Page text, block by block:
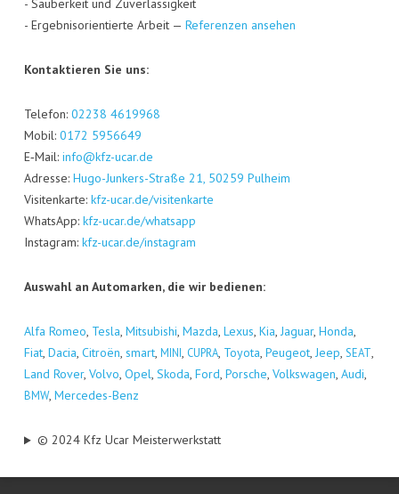
- Sau­ber­keit und Zuver­läs­sig­keit
- Ergeb­nis­ori­en­tier­te Arbeit — Refe­ren­zen ansehen
Kon­tak­tie­ren Sie uns:
Tele­fon: 02238 4619968
Mobil: 0172 5956649
E‑Mail: info@kfz-ucar.de
Adres­se: Hugo-Jun­kers-Stra­ße 21, 50259 Pul­heim
Visi­ten­kar­te: kfz-ucar.de/visitenkarte
Whats­App: kfz-ucar.de/whatsapp
Insta­gram: kfz-ucar.de/instagram
Aus­wahl an Auto­mar­ken, die wir bedienen:
Alfa Romeo, Tes­la, Mitsu­bi­shi, Maz­da, Lexus, Kia, Jagu­ar, Hon­da,
Fiat, Dacia, Citro­ën, smart, MINI, CUPRA, Toyo­ta, Peu­geot, Jeep, SEAT,
Land Rover, Vol­vo, Opel, Sko­da, Ford, Por­sche, Volks­wa­gen, Audi,
BMW, Mer­ce­des-Benz
© 2024 Kfz Ucar Meisterwerkstatt